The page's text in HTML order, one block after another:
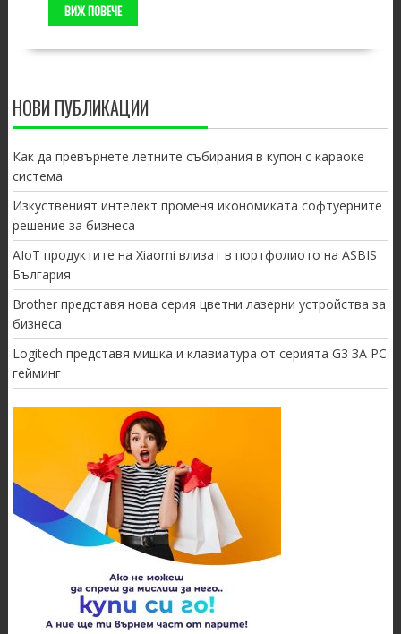
ВИЖ ПОВЕЧЕ
НОВИ ПУБЛИКАЦИИ
Как да превърнете летните събирания в купон с караоке
система
Изкуственият интелект променя икономиката софтуерните
решение за бизнеса
AIoT продуктите на Xiaomi влизат в портфолиото на ASBIS
България
Brother представя нова серия цветни лазерни устройства за
бизнеса
Logitech представя мишка и клавиатура от серията G3 ЗА PC
гейминг